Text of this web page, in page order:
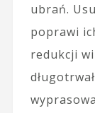
ubrań.
poprawi
redukcji